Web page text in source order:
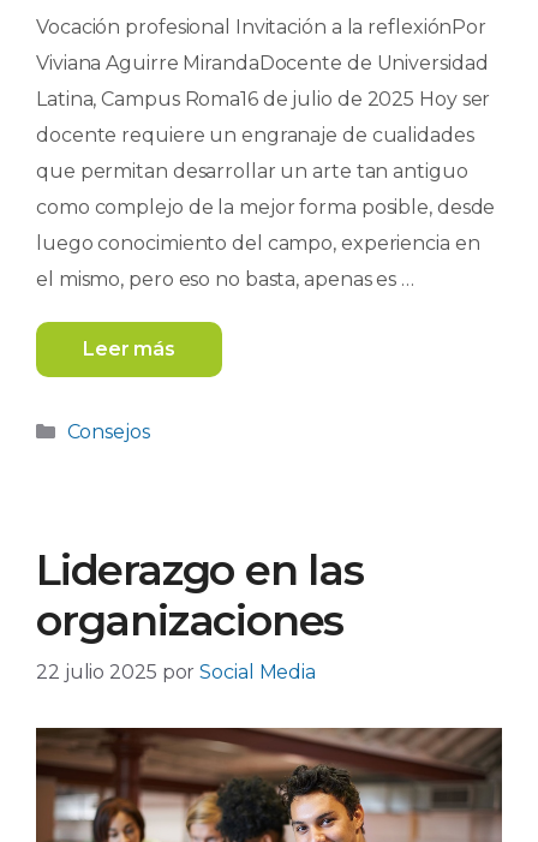
Vocación profesional Invitación a la reflexiónPor
Viviana Aguirre MirandaDocente de Universidad
Latina, Campus Roma16 de julio de 2025 Hoy ser
docente requiere un engranaje de cualidades
que permitan desarrollar un arte tan antiguo
como complejo de la mejor forma posible, desde
luego conocimiento del campo, experiencia en
el mismo, pero eso no basta, apenas es …
Leer más
Categorías
Consejos
Liderazgo en las
organizaciones
22 julio 2025 porSocial Media